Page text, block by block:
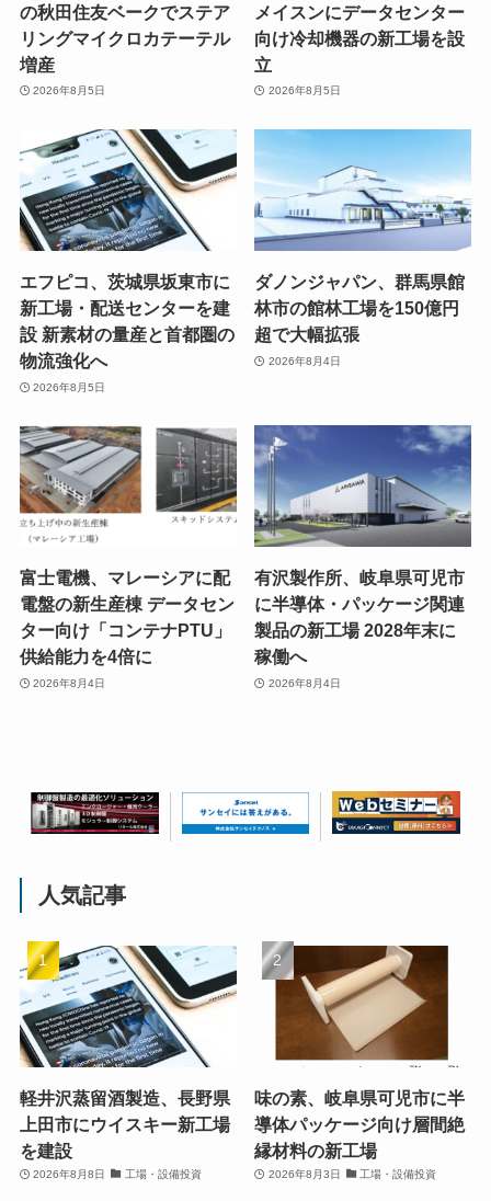
の秋田住友ベークでステア
リングマイクロカテーテル
増産
2026年8月5日
メイスンにデータセンター
向け冷却機器の新工場を設
立
2026年8月5日
エフピコ、茨城県坂東市に
新工場・配送センターを建
設 新素材の量産と首都圏の
物流強化へ
2026年8月5日
ダノンジャパン、群馬県館
林市の館林工場を150億円
超で大幅拡張
2026年8月4日
富士電機、マレーシアに配
電盤の新生産棟 データセン
ター向け「コンテナPTU」
供給能力を4倍に
2026年8月4日
有沢製作所、岐阜県可児市
に半導体・パッケージ関連
製品の新工場 2028年末に
稼働へ
2026年8月4日
人気記事
軽井沢蒸留酒製造、長野県
上田市にウイスキー新工場
を建設
2026年8月8日 工場・設備投資
味の素、岐阜県可児市に半
導体パッケージ向け層間絶
縁材料の新工場
2026年8月3日 工場・設備投資